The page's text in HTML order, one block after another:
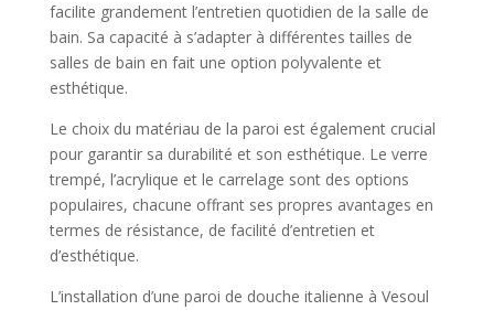
facilite grandement l’entretien quotidien de la salle de
bain. Sa capacité à s’adapter à différentes tailles de
salles de bain en fait une option polyvalente et
esthétique.
Le choix du matériau de la paroi est également crucial
pour garantir sa durabilité et son esthétique. Le verre
trempé, l’acrylique et le carrelage sont des options
populaires, chacune offrant ses propres avantages en
termes de résistance, de facilité d’entretien et
d’esthétique.
L’installation d’une paroi de douche italienne à Vesoul